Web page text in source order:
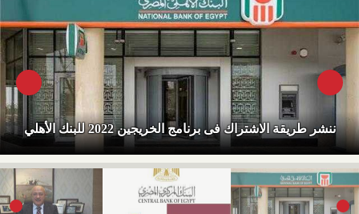
ننشر طريقة الاشتراك فى برنامج الخريجين 2022 للبنك الأهلي